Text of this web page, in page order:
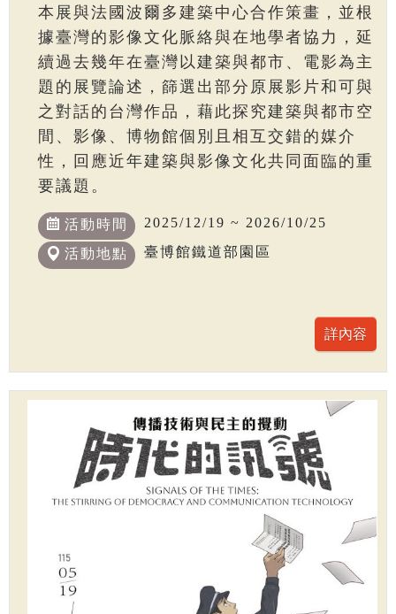
本展與法國波爾多建築中心合作策畫，並根
據臺灣的影像文化脈絡與在地學者協力，延
續過去幾年在臺灣以建築與都市、電影為主
題的展覽論述，篩選出部分原展影片和可與
之對話的台灣作品，藉此探究建築與都市空
間、影像、博物館個別且相互交錯的媒介
性，回應近年建築與影像文化共同面臨的重
要議題。
活動時間 2025/12/19 ~ 2026/10/25
活動地點 臺博館鐵道部園區